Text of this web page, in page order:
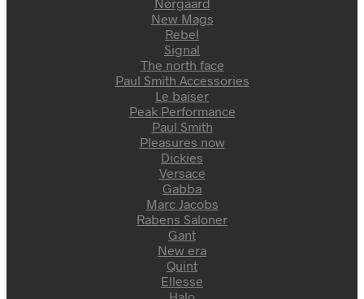
New Mags
Rebel
Signal
The north face
Paul Smith Accessories
Le baiser
Peak Performance
Paul Smith
Pleasures now
Dickies
Versace
Gabba
Marc Jacobs
Rabens Saloner
Gant
New era
Quint
Ellesse